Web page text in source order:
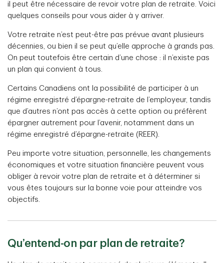
il peut être nécessaire de revoir votre plan de retraite. Voici
quelques conseils pour vous aider à y arriver.
Votre retraite n’est peut-être pas prévue avant plusieurs
décennies, ou bien il se peut qu’elle approche à grands pas.
On peut toutefois être certain d’une chose : il n’existe pas
un plan qui convient à tous.
Certains Canadiens ont la possibilité de participer à un
régime enregistré d’épargne-retraite de l’employeur, tandis
que d’autres n’ont pas accès à cette option ou préfèrent
épargner autrement pour l’avenir, notamment dans un
régime enregistré d’épargne-retraite (REER).
Peu importe votre situation, personnelle, les changements
économiques et votre situation financière peuvent vous
obliger à revoir votre plan de retraite et à déterminer si
vous êtes toujours sur la bonne voie pour atteindre vos
objectifs.
Qu’entend-on par plan de retraite?